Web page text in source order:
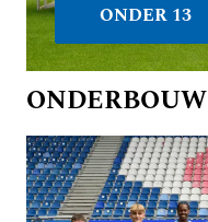
ONDER 13
ONDERBOUW